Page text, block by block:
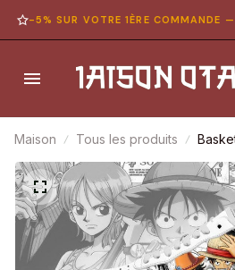
-5% SUR VOTRE 1ÈRE COMMANDE —
Maison Tous les produits
Style